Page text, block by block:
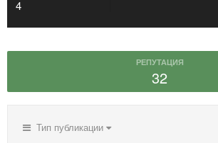
4
РЕПУТАЦИЯ
32
Тип публикации